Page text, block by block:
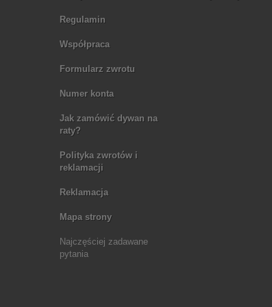
Regulamin
Współpraca
Formularz zwrotu
Numer konta
Jak zamówić dywan na
raty?
Polityka zwrotów i
reklamacji
Reklamacja
Mapa strony
Najczęściej zadawane
pytania